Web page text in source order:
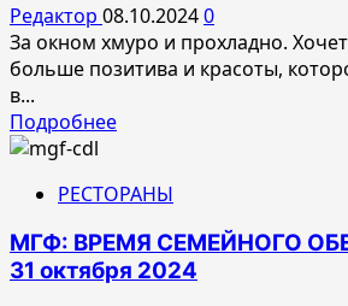
оплата
частями
«Яндекс
Редактор 08.10.20240
За окном хмуро и прохладно.
больше позитива и красоты,
в...
ПодробнееПрочитать
Ivanka
идеально
вкусно
РЕСТОРАНЫ
МГФ: ВРЕМЯ СЕМЕЙНОГО
31 октября 2024